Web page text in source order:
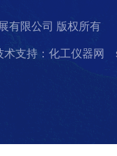
有限公司 版权所有
术支持：化工仪器网